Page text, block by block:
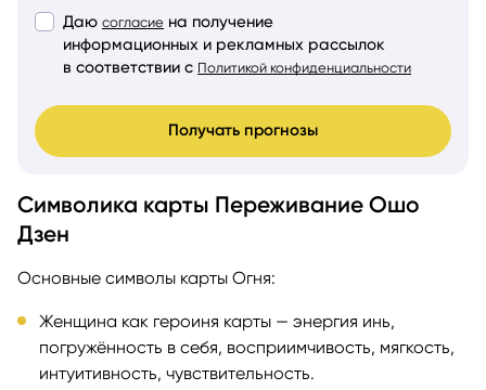
Даю согласие на получение
информационных и рекламных рассылок
в соответствии с Политикой конфиденциальности
Получать прогнозы
Символика карты Переживание Ошо
Дзен
Основные символы карты Огня:
Женщина как героиня карты — энергия инь,
погружённость в себя, восприимчивость, мягкость,
интуитивность, чувствительность.